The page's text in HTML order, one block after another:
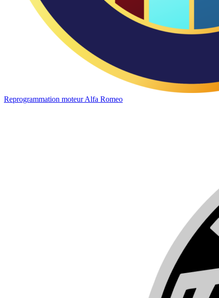
Reprogrammation moteurAlfa Romeo